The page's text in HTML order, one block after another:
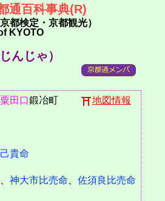
通百科事典(R)
都検定・京都観光）
KYOTO
んじゃ）
粟田口鍛冶町 地図情報
貴命
神大市比売命 佐須良比売命